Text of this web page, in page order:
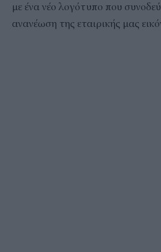
με ένα νέο λογότυπο που
ανανέωση της εταιρικής μας